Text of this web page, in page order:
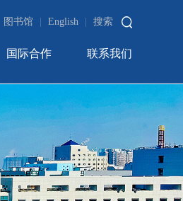
图书馆 English 搜索
国际合作 联系我们